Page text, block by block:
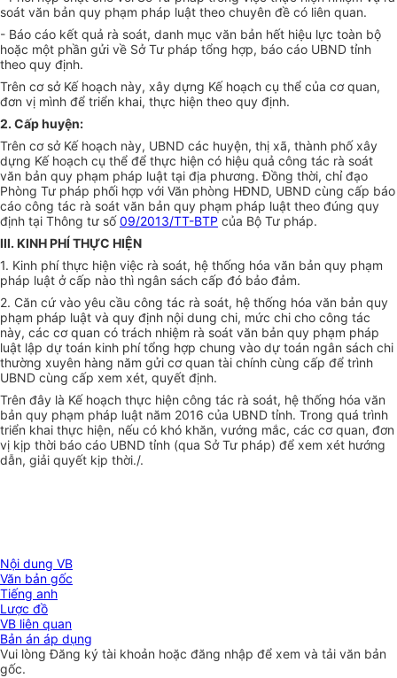
soát văn bản quy phạm pháp luật theo chuyên đề có liên quan.
- Báo cáo kết quả rà soát, danh mục văn bản hết hiệu lực toàn bộ
hoặc một phần gửi về Sở Tư pháp tổng hợp, báo cáo UBND tỉnh
theo quy định.
Trên cơ sở Kế hoạch này, xây dựng Kế hoạch cụ thể của cơ quan,
đơn vị mình để triển khai, thực hiện theo quy định.
2. Cấp huyện:
Trên cơ sở Kế hoạch này, UBND các huyện, thị xã, thành phố xây
dựng Kế hoạch cụ thể để thực hiện có hiệu quả công tác rà soát
văn bản quy phạm pháp luật tại địa phương. Đồng thời, chỉ đạo
Phòng Tư pháp phối hợp với Văn phòng HĐND, UBND cùng cấp báo
cáo công tác rà soát văn bản quy phạm pháp luật theo đúng quy
định tại Thông tư số09/2013/TT-BTP của Bộ Tư pháp.
III. KINH PHÍ THỰC HIỆN
1. Kinh phí thực hiện việc rà soát, hệ thống hóa văn bản quy phạm
pháp luật ở cấp nào thì ngân sách cấp đó bảo đảm.
2. Căn cứ vào yêu cầu công tác rà soát, hệ thống hóa văn bản quy
phạm pháp luật và quy định nội dung chi, mức chi cho công tác
này, các cơ quan có trách nhiệm rà soát văn bản quy phạm pháp
luật lập dự toán kinh phí tổng hợp chung vào dự toán ngân sách chi
thường xuyên hàng năm gửi cơ quan tài chính cùng cấp để trình
UBND cùng cấp xem xét, quyết định.
Trên đây là Kế hoạch thực hiện công tác rà soát, hệ thống hóa văn
bản quy phạm pháp luật năm 2016 của UBND tỉnh. Trong quá trình
triển khai thực hiện, nếu có khó khăn, vướng mắc, các cơ quan, đơn
vị kịp thời báo cáo UBND tỉnh (qua Sở Tư pháp) để xem xét hướng
dẫn, giải quyết kịp thời./.
Nội dung VB
Văn bản gốc
Tiếng anh
Lược đồ
VB liên quan
Bản án áp dụng
Vui lòngĐăng ký tài khoản hoặc đăng nhập để xem và tải văn bản
gốc.